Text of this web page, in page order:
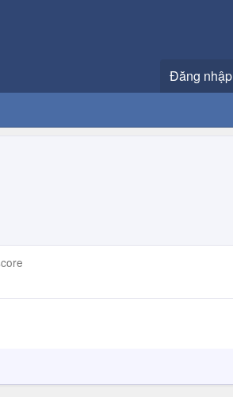
Đăng nhập